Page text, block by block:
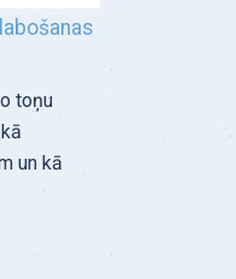
toņu
un kā